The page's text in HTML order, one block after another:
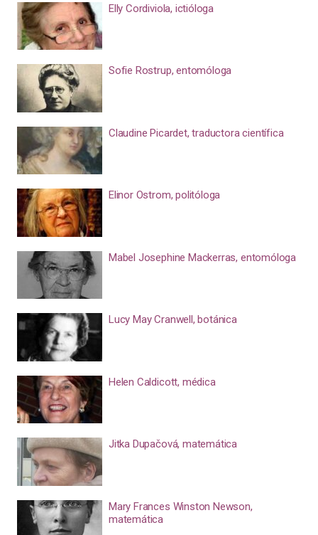
Elly Cordiviola, ictióloga
Sofie Rostrup, entomóloga
Claudine Picardet, traductora científica
Elinor Ostrom, politóloga
Mabel Josephine Mackerras, entomóloga
Lucy May Cranwell, botánica
Helen Caldicott, médica
Jitka Dupačová, matemática
Mary Frances Winston Newson,
matemática